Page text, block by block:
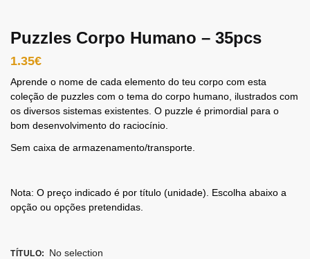
Puzzles Corpo Humano – 35pcs
1.35€
Aprende o nome de cada elemento do teu corpo com esta
coleção de puzzles com o tema do corpo humano, ilustrados com
os diversos sistemas existentes. O puzzle é primordial para o
bom desenvolvimento do raciocínio.
Sem caixa de armazenamento/transporte.
Nota: O preço indicado é por título (unidade). Escolha abaixo a
opção ou opções pretendidas.
TÍTULO: No selection